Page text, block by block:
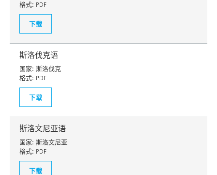
格式: PDF
下载
斯洛伐克语
国家: 斯洛伐克
格式: PDF
下载
斯洛文尼亚语
国家: 斯洛文尼亚
格式: PDF
下载